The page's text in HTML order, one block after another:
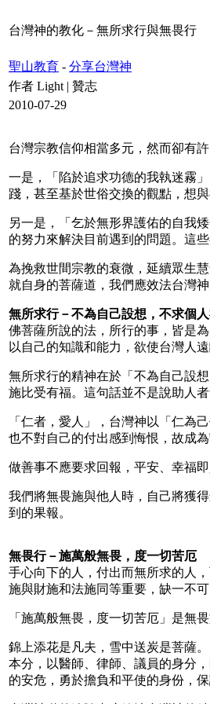
台灣神的教化－無所求行與無畏行
聖山教育 - 分享台灣神
作者 Light | 贊志
2010-07-29
台灣宗教信仰相當多元，然而卻有
一是，「陷於追求功德的我執迷霧
踐，甚至基於世俗交換的觀點，想
另一是，「乞於無形界護佑的自我
的努力來解決目前遇到的問題。這
為挽救世間宗教的衰微，延續眾生
就自身的菩薩道，我們應效法台灣
無所求行－不為自己設想，不求個
佛菩薩所說的法，所行的事，皆是
以自己的知識和能力，欲使台灣人
無所求行的精神在於「不為自己設
施比受有福。這句話並不是說助人
「仁者，愛人」，台灣神以「仁為
也不對自己的付出感到悔恨，故成為
做善事不應要求回報，平安、幸福
我們將無畏施與他人時，自己將獲
到的果報。
無畏行－施萬般無畏，度一切苦厄
手心向下的人，付出而無所求的人
施與財施和法施同等重要，缺一不
「施萬般無畏，度一切苦厄」是無
錦上添花是凡夫，雪中送炭是菩薩
本分，以醫師、律師、議員的身分
的安危，勇於擔負和平使的身份，